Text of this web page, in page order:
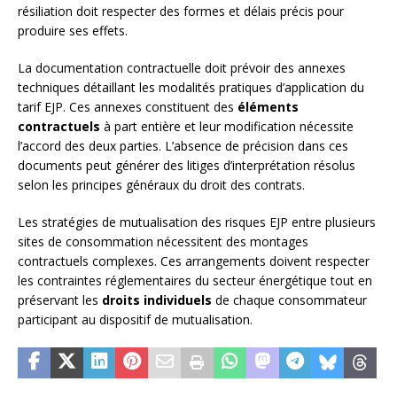
résiliation doit respecter des formes et délais précis pour
produire ses effets.
La documentation contractuelle doit prévoir des annexes
techniques détaillant les modalités pratiques d’application du
tarif EJP. Ces annexes constituent des éléments
contractuels à part entière et leur modification nécessite
l’accord des deux parties. L’absence de précision dans ces
documents peut générer des litiges d’interprétation résolus
selon les principes généraux du droit des contrats.
Les stratégies de mutualisation des risques EJP entre plusieurs
sites de consommation nécessitent des montages
contractuels complexes. Ces arrangements doivent respecter
les contraintes réglementaires du secteur énergétique tout en
préservant les droits individuels de chaque consommateur
participant au dispositif de mutualisation.